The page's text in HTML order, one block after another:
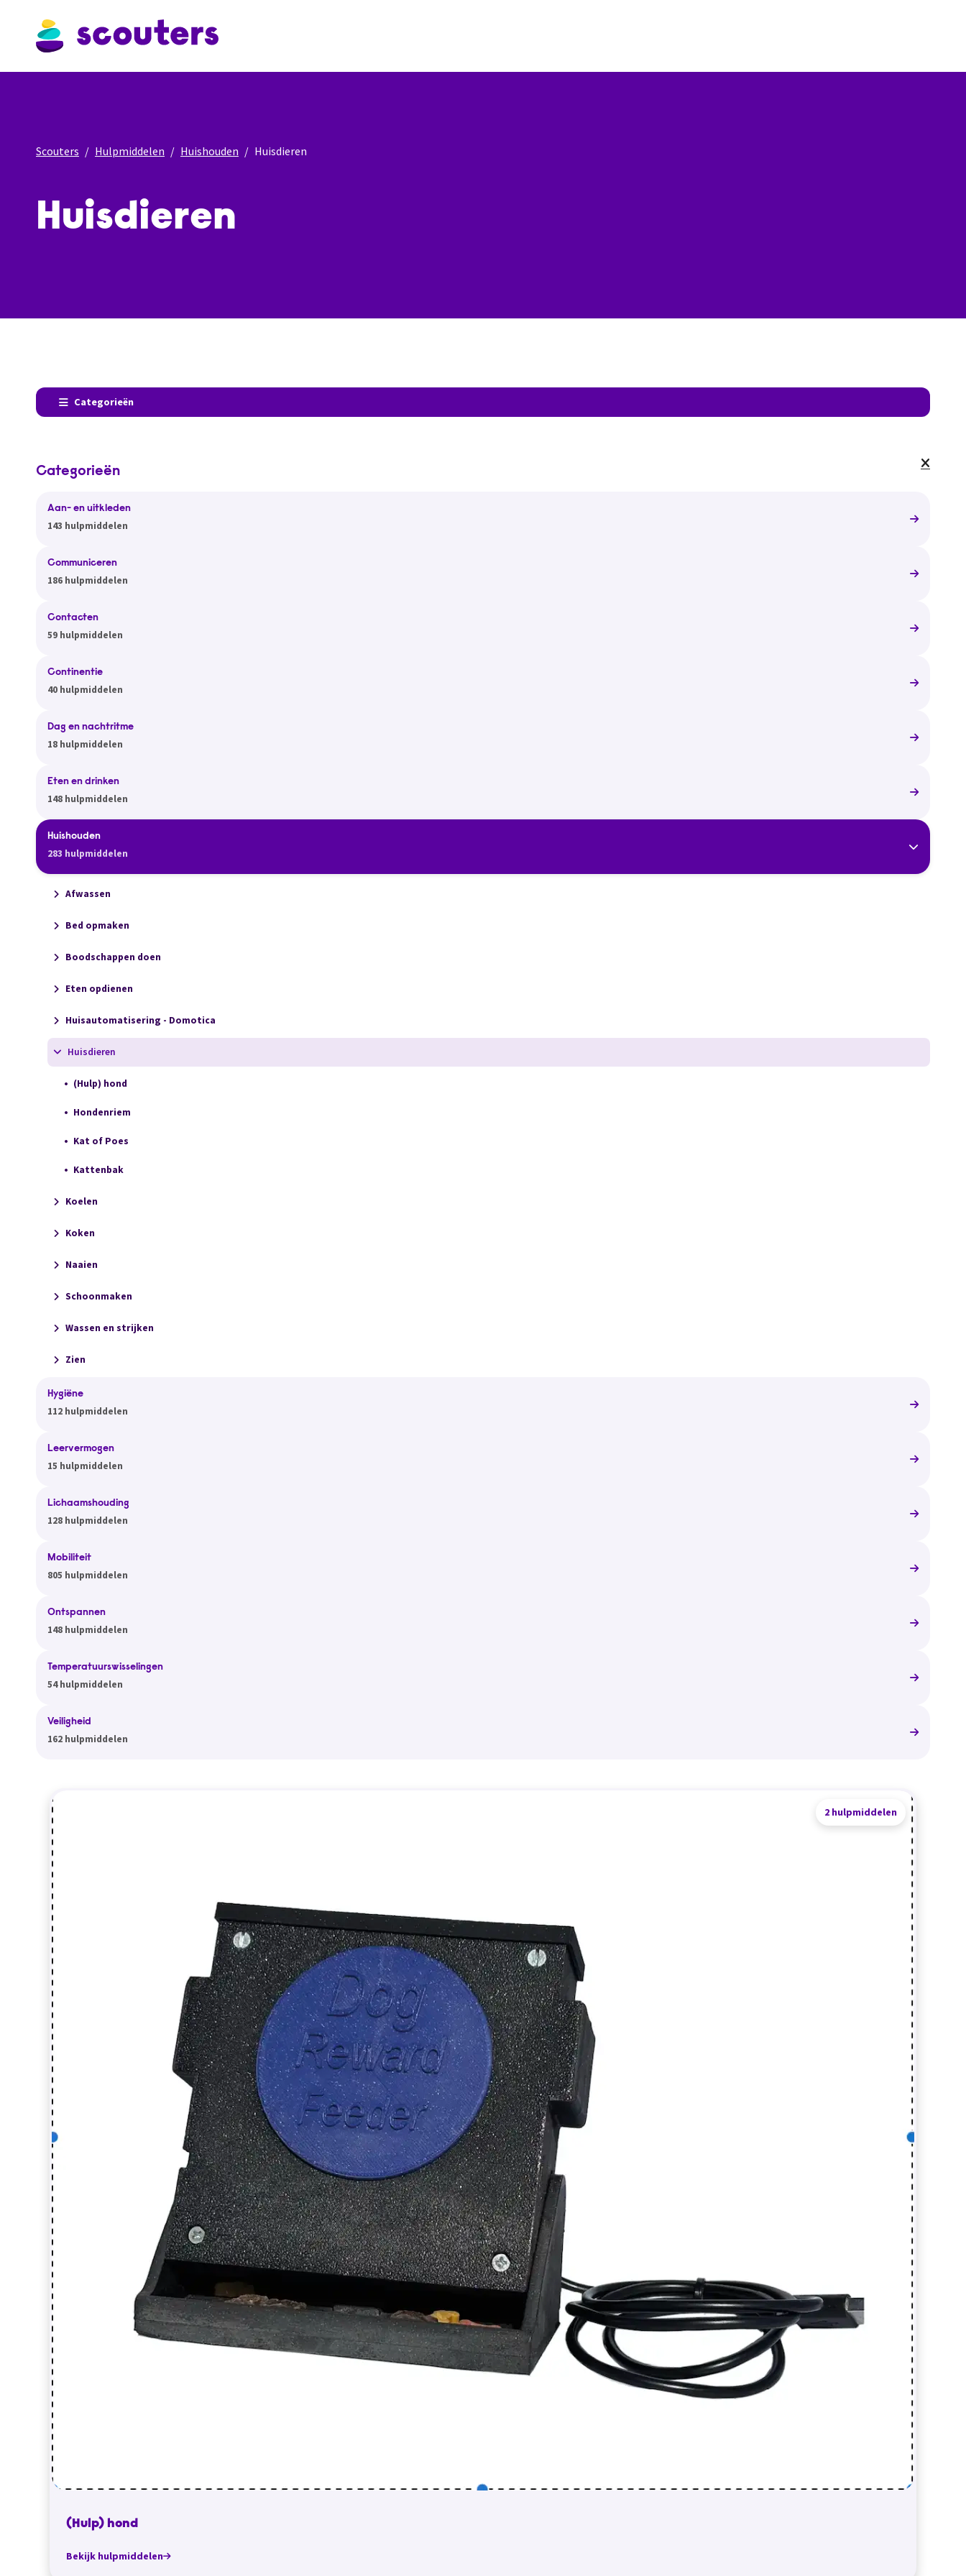
Scouters Hulpmiddelen Huishouden Huisdieren
Huisdieren
Categorieën
Categorieën
Aan- en uitkleden
143 hulpmiddelen
Communiceren
186 hulpmiddelen
Contacten
59 hulpmiddelen
Continentie
40 hulpmiddelen
Dag en nachtritme
18 hulpmiddelen
Eten en drinken
148 hulpmiddelen
Huishouden
283 hulpmiddelen
Afwassen
Bed opmaken
Boodschappen doen
Eten opdienen
Huisautomatisering - Domotica
Huisdieren
(Hulp) hond
Hondenriem
Kat of Poes
Kattenbak
Koelen
Koken
Naaien
Schoonmaken
Wassen en strijken
Zien
Hygiëne
112 hulpmiddelen
Leervermogen
15 hulpmiddelen
Lichaamshouding
128 hulpmiddelen
Mobiliteit
805 hulpmiddelen
Ontspannen
148 hulpmiddelen
Temperatuurswisselingen
54 hulpmiddelen
Veiligheid
162 hulpmiddelen
2 hulpmiddelen
(Hulp) hond
Bekijk hulpmiddelen